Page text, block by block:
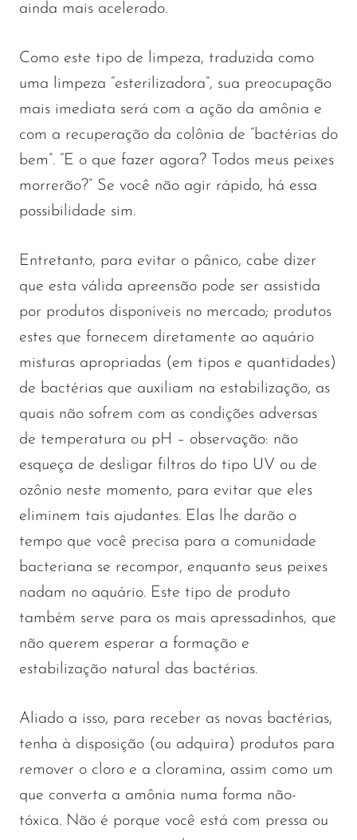
ainda mais acelerado.
Como este tipo de limpeza, traduzida como
uma limpeza “esterilizadora”, sua preocupação
mais imediata será com a ação da amônia e
com a recuperação da colônia de “bactérias do
bem”. “E o que fazer agora? Todos meus peixes
morrerão?” Se você não agir rápido, há essa
possibilidade sim.
Entretanto, para evitar o pânico, cabe dizer
que esta válida apreensão pode ser assistida
por produtos disponíveis no mercado; produtos
estes que fornecem diretamente ao aquário
misturas apropriadas (em tipos e quantidades)
de bactérias que auxiliam na estabilização, as
quais não sofrem com as condições adversas
de temperatura ou pH – observação: não
esqueça de desligar filtros do tipo UV ou de
ozônio neste momento, para evitar que eles
eliminem tais ajudantes. Elas lhe darão o
tempo que você precisa para a comunidade
bacteriana se recompor, enquanto seus peixes
nadam no aquário. Este tipo de produto
também serve para os mais apressadinhos, que
não querem esperar a formação e
estabilização natural das bactérias.
Aliado a isso, para receber as novas bactérias,
tenha à disposição (ou adquira) produtos para
remover o cloro e a cloramina, assim como um
que converta a amônia numa forma não-
tóxica. Não é porque você está com pressa ou